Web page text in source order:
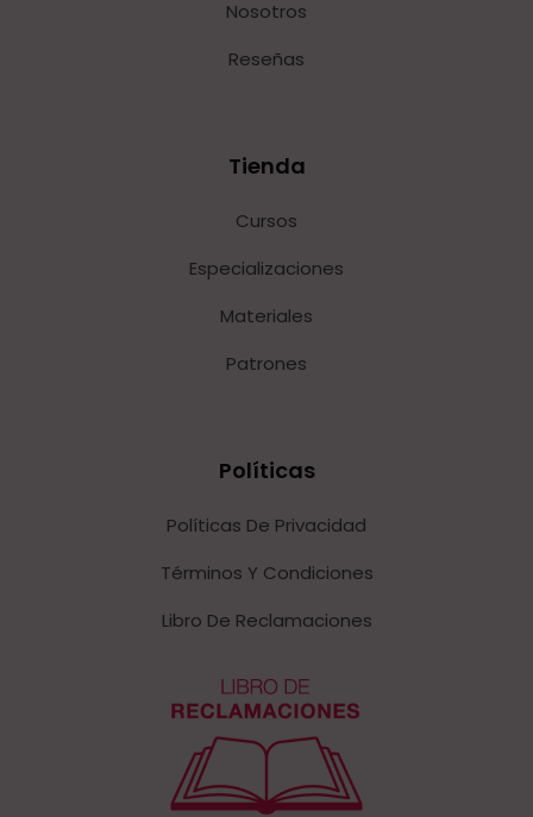
Nosotros
Reseñas
Tienda
Cursos
Especializaciones
Materiales
Patrones
Políticas
Políticas De Privacidad
Términos Y Condiciones
Libro De Reclamaciones